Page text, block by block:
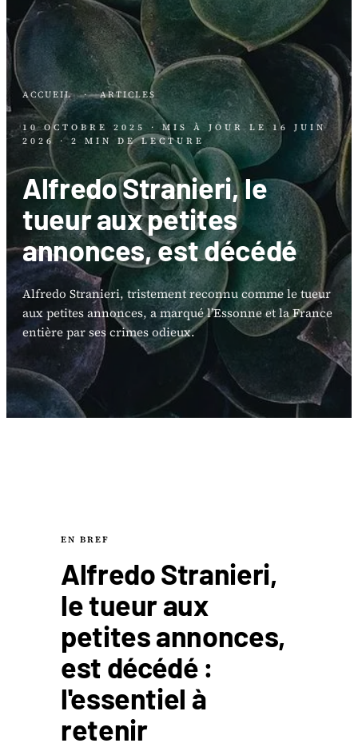
ACCUEIL · ARTICLES
10 OCTOBRE 2025 · MIS À JOUR LE 16 JUIN
2026
· 2 MIN DE LECTURE
Alfredo Stranieri, le
tueur aux petites
annonces, est décédé
Alfredo Stranieri, tristement reconnu comme le tueur
aux petites annonces, a marqué l’Essonne et la France
entière par ses crimes odieux.
EN BREF
Alfredo Stranieri,
le tueur aux
petites annonces,
est décédé :
l'essentiel à
retenir